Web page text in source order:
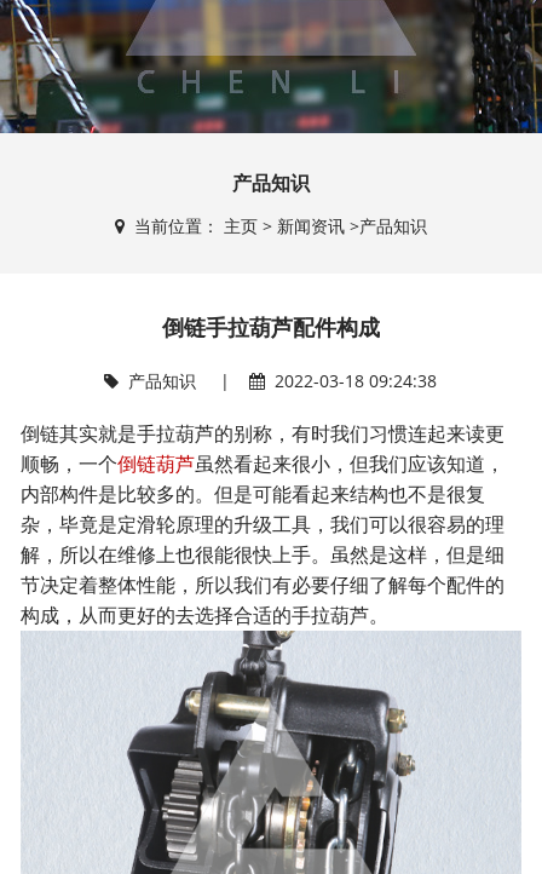
产品知识
当前位置： 主页> 新闻资讯>产品知识
倒链手拉葫芦配件构成
产品知识 | 2022-03-18 09:24:38
倒链其实就是手拉葫芦的别称，有时我们习惯连起来读更
顺畅，一个倒链葫芦虽然看起来很小，但我们应该知道，
内部构件是比较多的。但是可能看起来结构也不是很复
杂，毕竟是定滑轮原理的升级工具，我们可以很容易的理
解，所以在维修上也很能很快上手。虽然是这样，但是细
节决定着整体性能，所以我们有必要仔细了解每个配件的
构成，从而更好的去选择合适的手拉葫芦。